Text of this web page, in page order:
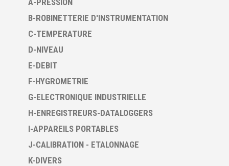
A-PRESSION
B-ROBINETTERIE D'INSTRUMENTATION
C-TEMPERATURE
D-NIVEAU
E-DEBIT
F-HYGROMETRIE
G-ELECTRONIQUE INDUSTRIELLE
H-ENREGISTREURS-DATALOGGERS
I-APPAREILS PORTABLES
J-CALIBRATION - ETALONNAGE
K-DIVERS